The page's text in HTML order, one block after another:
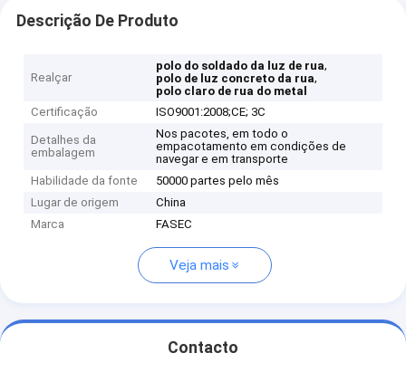
Descrição De Produto
Realçar
polo do soldado da luz de rua,
polo de luz concreto da rua,
polo claro de rua do metal
Certificação
ISO9001:2008;CE; 3C
Detalhes da
embalagem
Nos pacotes, em todo o
empacotamento em condições de
navegar e em transporte
Habilidade da fonte
50000 partes pelo mês
Lugar de origem
China
Marca
FASEC
Veja mais
Contacto